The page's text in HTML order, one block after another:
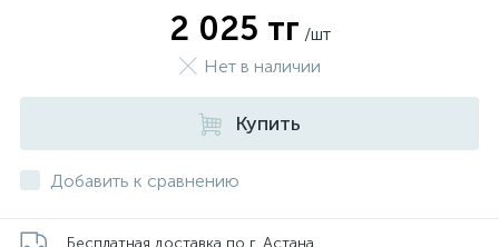
2 025 тг /шт
Нет в наличии
Купить
Добавить к сравнению
Бесплатная доставка по г. Астана